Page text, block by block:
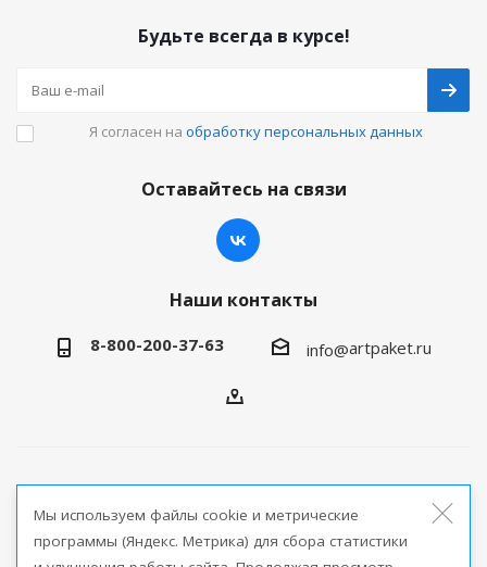
Будьте всегда в курсе!
Я согласен на обработку персональных данных
Оставайтесь на связи
Наши контакты
8-800-200-37-63 info@artpaket.ru
продукции
Мы используем файлы cookie и метрические
программы (Яндекс. Метрика) для сбора статистики